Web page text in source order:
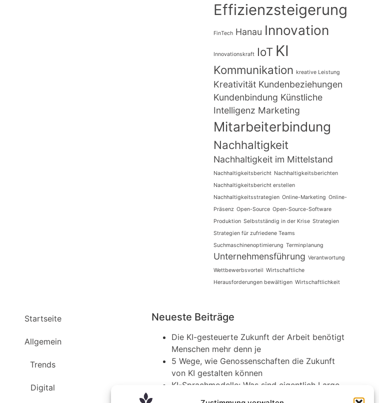
Effizienzsteigerung
FinTech Hanau Innovation
Innovationskraft IoT KI
Kommunikation kreative Leistung
Kreativität Kundenbeziehungen
Kundenbindung Künstliche
Intelligenz Marketing
Mitarbeiterbindung
Nachhaltigkeit
Nachhaltigkeit im Mittelstand
Nachhaltigkeitsbericht Nachhaltigkeitsberichten
Nachhaltigkeitsbericht erstellen
Nachhaltigkeitsstrategien Online-Marketing Online-
Präsenz Open-Source Open-Source-Software
Produktion Selbstständig in der Krise Strategien
Strategien für zufriedene Teams
Suchmaschinenoptimierung Terminplanung
Unternehmensführung Verantwortung
Wettbewerbsvorteil Wirtschaftliche
Herausforderungen bewältigen Wirtschaftlichkeit
Startseite
Allgemein
Trends
Digital
Neueste Beiträge
Die KI-gesteuerte Zukunft der Arbeit benötigt
Menschen mehr denn je
5 Wege, wie Genossenschaften die Zukunft
von KI gestalten können
KI-Sprachmodelle: Was sind eigentlich Large